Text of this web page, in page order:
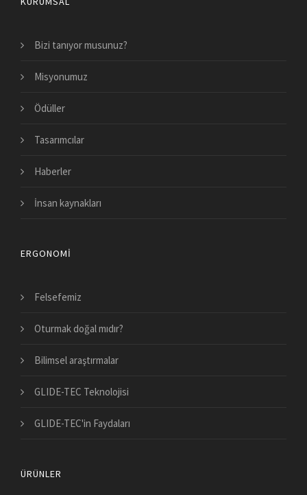
Bizi tanıyor musunuz?
Misyonumuz
Ödüller
Tasarımcılar
Haberler
İnsan kaynakları
ERGONOMI
Felsefemiz
Oturmak doğal mıdır?
Bilimsel araştırmalar
GLIDE-TEC Teknolojisi
GLIDE-TEC'in Faydaları
ÜRÜNLER